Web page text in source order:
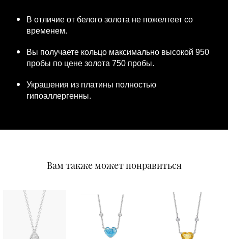
В отличие от белого золота не пожелтеет со
временем.
Вы получаете кольцо максимально высокой 950
пробы по цене золота 750 пробы.
Украшения из платины полностью
гипоаллергенны.
Вам также может понравиться